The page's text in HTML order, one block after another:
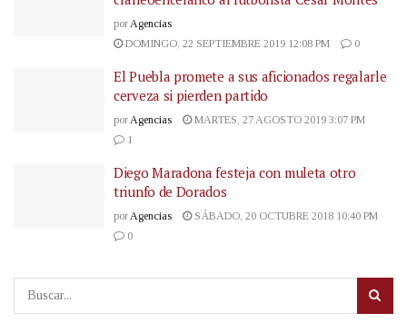
porAgencias
DOMINGO, 22 SEPTIEMBRE 2019 12:08 PM
0
El Puebla promete a sus aficionados regalarle
cerveza si pierden partido
porAgencias
MARTES, 27 AGOSTO 2019 3:07 PM
1
Diego Maradona festeja con muleta otro
triunfo de Dorados
porAgencias
SÁBADO, 20 OCTUBRE 2018 10:40 PM
0